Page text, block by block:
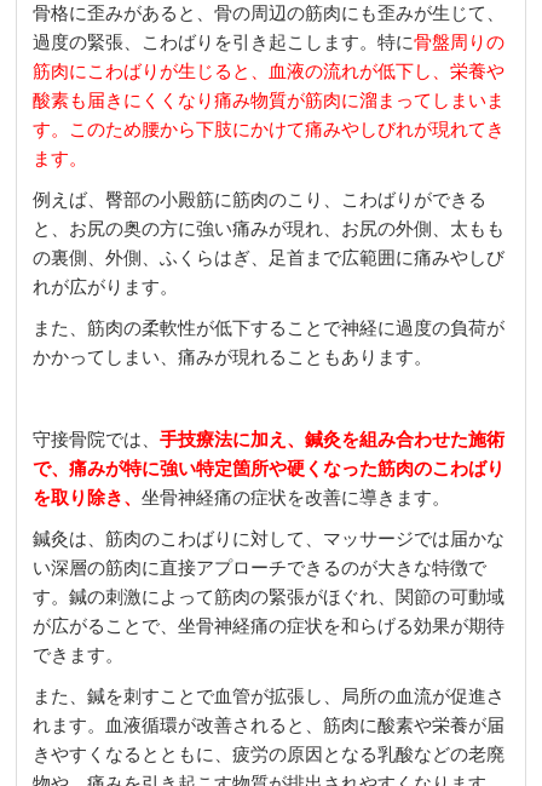
骨格に歪みがあると、骨の周辺の筋肉にも歪みが生じて、
過度の緊張、こわばりを引き起こします。特に骨盤周りの
筋肉にこわばりが生じると、血液の流れが低下し、栄養や
酸素も届きにくくなり痛み物質が筋肉に溜まってしまいま
す。このため腰から下肢にかけて痛みやしびれが現れてき
ます。
例えば、臀部の小殿筋に筋肉のこり、こわばりができる
と、お尻の奥の方に強い痛みが現れ、お尻の外側、太もも
の裏側、外側、ふくらはぎ、足首まで広範囲に痛みやしび
れが広がります。
また、筋肉の柔軟性が低下することで神経に過度の負荷が
かかってしまい、痛みが現れることもあります。
守接骨院では、手技療法に加え、鍼灸を組み合わせた施術
で、痛みが特に強い特定箇所や硬くなった筋肉のこわばり
を取り除き、坐骨神経痛の症状を改善に導きます。
鍼灸は、筋肉のこわばりに対して、マッサージでは届かな
い深層の筋肉に直接アプローチできるのが大きな特徴で
す。鍼の刺激によって筋肉の緊張がほぐれ、関節の可動域
が広がることで、坐骨神経痛の症状を和らげる効果が期待
できます。
また、鍼を刺すことで血管が拡張し、局所の血流が促進さ
れます。血液循環が改善されると、筋肉に酸素や栄養が届
きやすくなるとともに、疲労の原因となる乳酸などの老廃